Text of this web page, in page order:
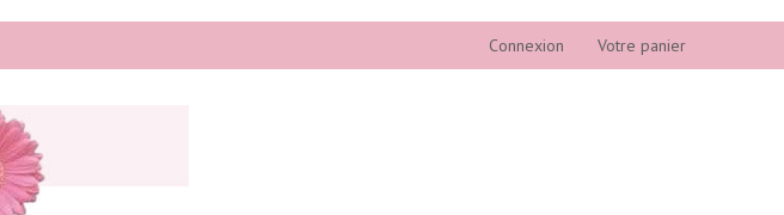
Connexion Votre panier